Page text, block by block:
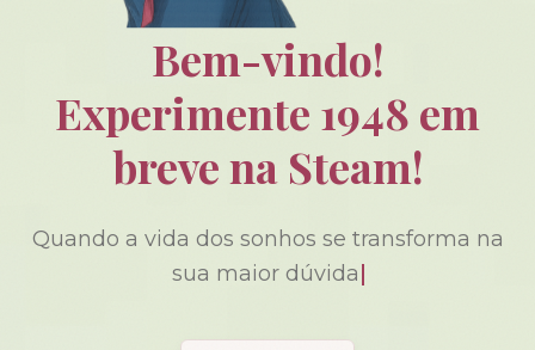
Bem-vindo!
Experimente 1948 em
breve na Steam!
Quando a vida dos sonhos se transforma na
sua maior dúvida